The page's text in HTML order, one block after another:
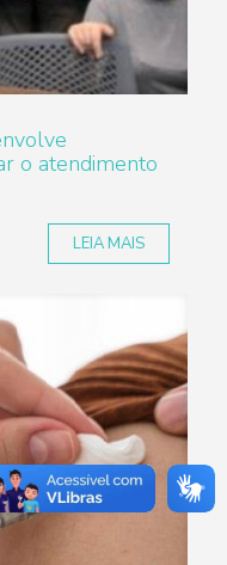
o atendimento
LEIA MAIS